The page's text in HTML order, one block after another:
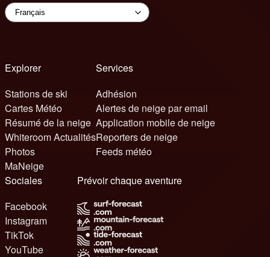
Explorer
Stations de ski
Cartes Météo
Résumé de la neige
Whiteroom Actualités
Photos
MaNeige
Services
Adhésion
Alertes de neige par email
Application mobile de neige
Reporters de neige
Feeds météo
Sociales
Facebook
Instagram
TikTok
YouTube
Prévoir chaque aventure